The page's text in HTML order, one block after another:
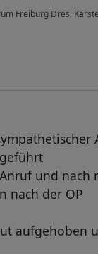
Freiburg Dres.
und
nach der OP
aufgehoben